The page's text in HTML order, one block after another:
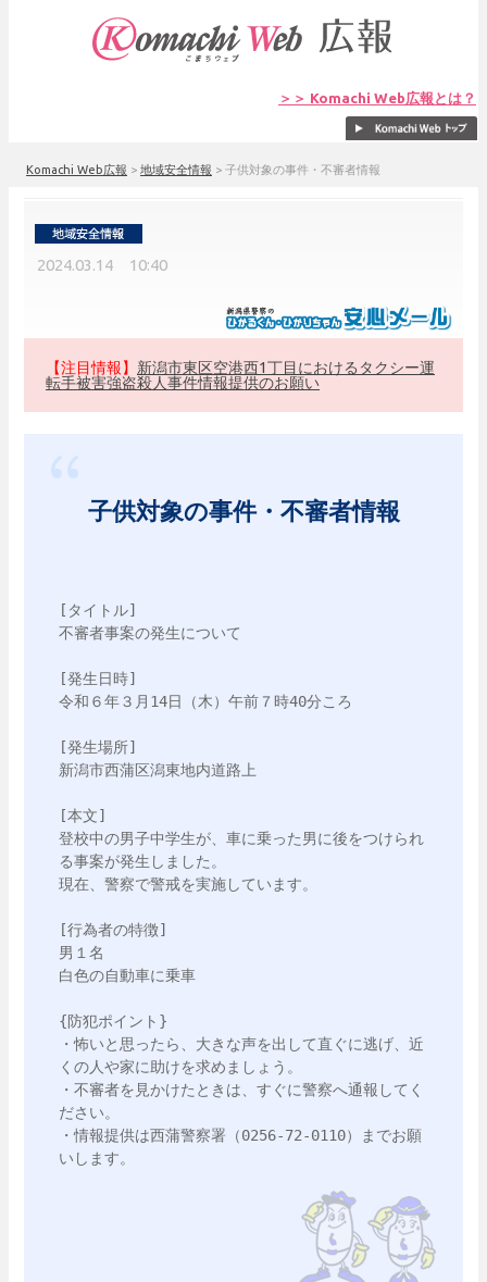
＞＞ Komachi Web広報とは？
Komachi Web広報 > 地域安全情報 > 子供対象の事件・不審者情報
2024.03.14 10:40
【注目情報】 新潟市東区空港西1丁目におけるタクシー運
転手被害強盗殺人事件情報提供のお願い
子供対象の事件・不審者情報
[タイトル]
不審者事案の発生について
[発生日時]
令和６年３月14日（木）午前７時40分ころ
[発生場所]
新潟市西蒲区潟東地内道路上
[本文]
登校中の男子中学生が、車に乗った男に後をつけられ
る事案が発生しました。
現在、警察で警戒を実施しています。
[行為者の特徴]
男１名
白色の自動車に乗車
{防犯ポイント}
・怖いと思ったら、大きな声を出して直ぐに逃げ、近
くの人や家に助けを求めましょう。
・不審者を見かけたときは、すぐに警察へ通報してく
ださい。
・情報提供は西蒲警察署（0256-72-0110）までお願
いします。